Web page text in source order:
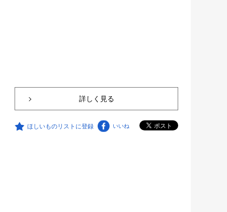
詳しく見る
ほしいものリストに登録 いいね